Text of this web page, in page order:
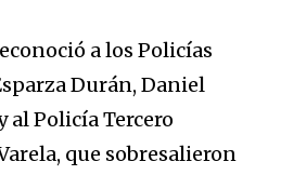
a los Policías
Durán, Daniel
al Policía Tercero
que sobresalieron